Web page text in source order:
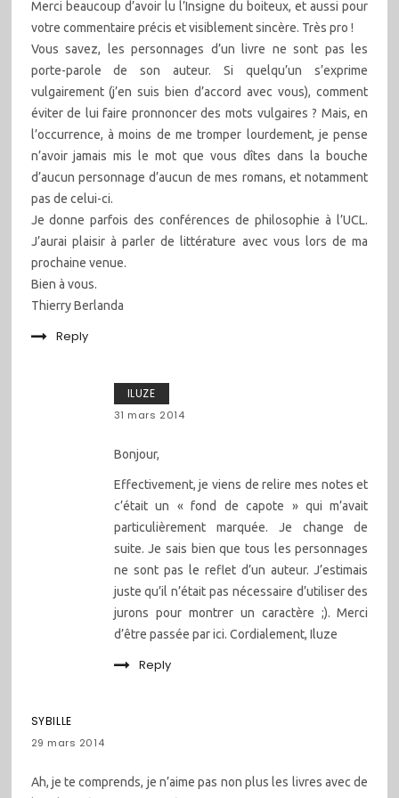
Merci beaucoup d’avoir lu l’Insigne du boiteux, et aussi pour
votre commentaire précis et visiblement sincère. Très pro !
Vous savez, les personnages d’un livre ne sont pas les
porte-parole de son auteur. Si quelqu’un s’exprime
vulgairement (j’en suis bien d’accord avec vous), comment
éviter de lui faire pronnoncer des mots vulgaires ? Mais, en
l’occurrence, à moins de me tromper lourdement, je pense
n’avoir jamais mis le mot que vous dîtes dans la bouche
d’aucun personnage d’aucun de mes romans, et notamment
pas de celui-ci.
Je donne parfois des conférences de philosophie à l’UCL.
J’aurai plaisir à parler de littérature avec vous lors de ma
prochaine venue.
Bien à vous.
Thierry Berlanda
Reply
ILUZE
31 mars 2014
Bonjour,
Effectivement, je viens de relire mes notes et
c’était un « fond de capote » qui m’avait
particulièrement marquée. Je change de
suite. Je sais bien que tous les personnages
ne sont pas le reflet d’un auteur. J’estimais
juste qu’il n’était pas nécessaire d’utiliser des
jurons pour montrer un caractère ;). Merci
d’être passée par ici. Cordialement, Iluze
Reply
SYBILLE
29 mars 2014
Ah, je te comprends, je n’aime pas non plus les livres avec de